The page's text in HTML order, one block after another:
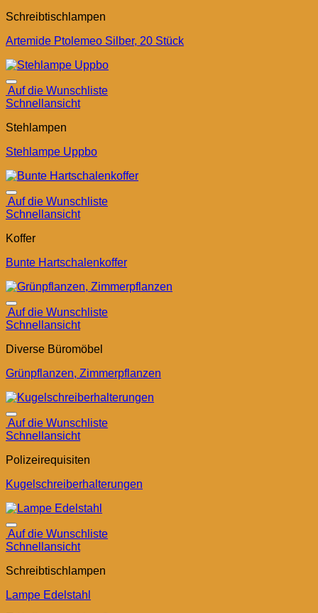
Schreibtischlampen
Artemide Ptolemeo Silber, 20 Stück
Auf die Wunschliste
Schnellansicht
Stehlampen
Stehlampe Uppbo
Auf die Wunschliste
Schnellansicht
Koffer
Bunte Hartschalenkoffer
Auf die Wunschliste
Schnellansicht
Diverse Büromöbel
Grünpflanzen, Zimmerpflanzen
Auf die Wunschliste
Schnellansicht
Polizeirequisiten
Kugelschreiberhalterungen
Auf die Wunschliste
Schnellansicht
Schreibtischlampen
Lampe Edelstahl